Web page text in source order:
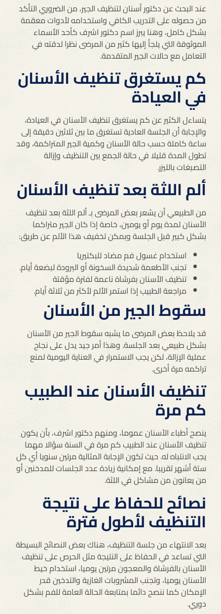
عند البحث عن دكتور أسنان لتنظيف الجير، من الضروري التأكد
من حصوله على التدريب الكافي واستخدامه لأدوات معقمة
بشكل كامل، وهنا يبرز اسم دكتور اشرف كأحد الأسماء
الموثوقة التي يلجأ إليها كثير من المرضى نظرا لدقته في
التعامل مع حالات الجير المتقدمة.
كم يستغرق تنظيف الأسنان
في العيادة
يتساءل الكثير عن كم يستغرق تنظيف الأسنان في العيادة،
والإجابة أن الجلسة العادية تستغرق ما بين ثلاثين دقيقة إلى
ساعة كاملة حسب حالة الأسنان وكمية الجير المتراكمة، وقد
تطول المدة قليلا في حالة الجمع بين التنظيف وإزالة
التصبغات بالليزر.
ألم اللثة بعد تنظيف الأسنان
من الطبيعي أن يشعر بعض المرضى بـ ألم اللثة بعد تنظيف
الأسنان لمدة يوم أو يومين، خاصة إذا كان الجير متراكما
بشكل كبير قبل الجلسة وبمكن تخفيف هذا الألم عن طريق:
استخدام غسول فم مضاد للبكتيريا
تجنب الأطعمة شديدة السخونة أو البرودة لبضعة أيام.
تنظيف الأسنان بفرشاة ناعمة لفترة مؤقتة
مراجعة الطبيب إذا استمر الألم لأكثر من ثلاثة أيام.
سقوط الجير من الأسنان
قد يلاحظ بعض المرضى ما يشبه سقوط الجير من الأسنان
بشكل طبيعي بعد الجلسة. وهذا أمر جيد يدل على نجاح
عملية الإزالة، لكن يجب الاستمرار في العناية اليومية لمنع
تراكمه مرة أخرى.
تنظيف الأسنان عند الطبيب
كم مرة
ينصح أطباء الأسنان عموما، ومنهم دكتور اشرف، بأن يكون
تنظيف الأسنان عند الطبيب كم مرة في السنة سؤالا مهما
يجب الانتباه له. حيث تكون الإجابة المثالية مرتين سنويا أي كل
ستة أشهر تقريبا. مع إمكانية زيادة عدد الجلسات للمدخنين أو
من يعانون من مشاكل في اللثة.
نصائح للحفاظ على نتيجة
التنظيف لأطول فترة
بعد الانتهاء من جلسة التنظيف، هناك بعض النصائح البسيطة
التي تساعد في الحفاظ على النتيجة مثل الحرص على تنظيف
الأسنان بالفرشاة والمعجون مرتين يوميا، استخدام خيط
الأسنان يوميا، وتجنب المشروبات الغازية والتدخين قدر
الإمكان كما ننصح دائما بمتابعة الحالة العامة للفم بشكل
دوري.